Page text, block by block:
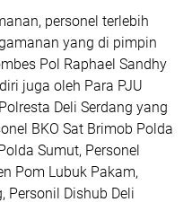
personel terlebih
yang di pimpin
Pol Raphael Sandhy
juga oleh Para PJU
Deli Serdang yang
BKO Sat Brimob Polda
Sumut, Personel
Pom Lubuk Pakam,
Personil Dishub Deli